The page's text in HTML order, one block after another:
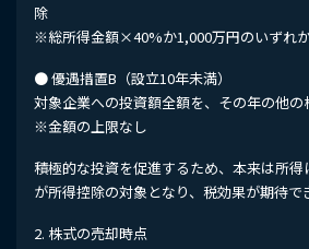
除
※総所得金額×40%か1,000万円のいずれ
● 優遇措置B（設立10年未満）
対象企業への投資額全額を、その年の他
※金額の上限なし
積極的な投資を促進するため、本来は所
が所得控除の対象となり、税効果が期待で
2. 株式の売却時点